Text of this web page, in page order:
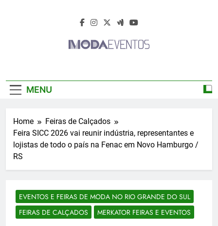
2026 – Desfiles
Feiras De Moda
2026
Feiras De Moda 2026 – Feiras De Moda No
MENU
Home
Feiras de Calçados
Feira SICC 2026 vai reunir indústria, representantes e
lojistas de todo o país na Fenac em Novo Hamburgo /
RS
EVENTOS E FEIRAS DE MODA NO RIO GRANDE DO SUL
FEIRAS DE CALÇADOS
MERKATOR FEIRAS E EVENTOS